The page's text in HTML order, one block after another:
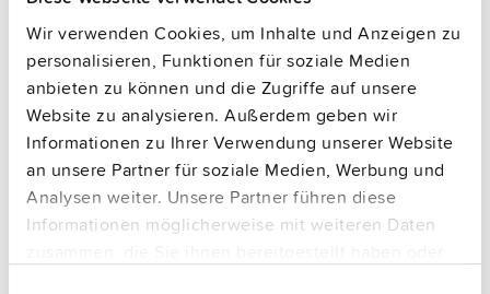
Wir verwenden Cookies, um Inhalte und Anzeigen zu
personalisieren, Funktionen für soziale Medien
anbieten zu können und die Zugriffe auf unsere
Website zu analysieren. Außerdem geben wir
Informationen zu Ihrer Verwendung unserer Website
an unsere Partner für soziale Medien, Werbung und
Analysen weiter. Unsere Partner führen diese
Informationen möglicherweise mit weiteren Daten